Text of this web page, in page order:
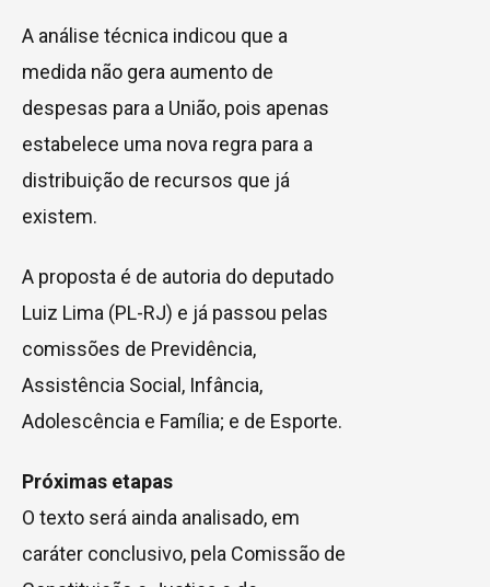
A análise técnica indicou que a
medida não gera aumento de
despesas para a União, pois apenas
estabelece uma nova regra para a
distribuição de recursos que já
existem.
A proposta é de autoria do deputado
Luiz Lima (PL-RJ) e já passou pelas
comissões de Previdência,
Assistência Social, Infância,
Adolescência e Família; e de Esporte.
Próximas etapas
O texto será ainda analisado, em
caráter conclusivo, pela Comissão de